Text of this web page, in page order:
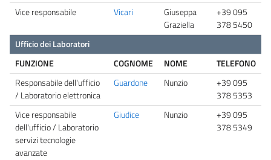
Vice responsabile
Vicari
Giuseppa
Graziella
+39 095
378 5450
Ufficio dei Laboratori
FUNZIONE
COGNOME NOME
TELEFONO
Responsabile dell'ufficio
/ Laboratorio elettronica
Guardone Nunzio
+39 095
378 5353
Vice responsabile
dell'ufficio / Laboratorio
servizi tecnologie
avanzate
Giudice Nunzio
+39 095
378 5349